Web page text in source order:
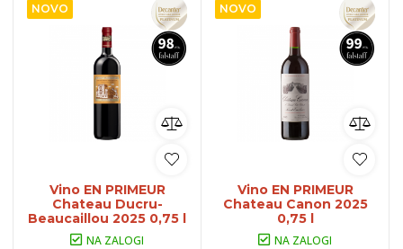
NOVO
Vino EN PRIMEUR
Chateau Ducru-
Beaucaillou 2025 0,75 l
NA ZALOGI
NOVO
Vino EN PRIMEUR
Chateau Canon 2025
0,75 l
NA ZALOGI